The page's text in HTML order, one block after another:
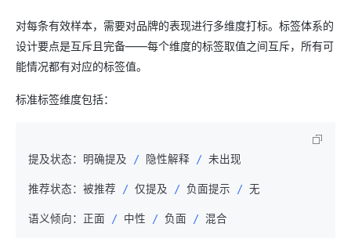
对每条有效样本，需要对品牌的表现进行多维度打标。标签体系的
设计要点是互斥且完备——每个维度的标签取值之间互斥，所有可
能情况都有对应的标签值。
标准标签维度包括：
提及状态：明确提及 / 隐性解释 / 未出现
推荐状态：被推荐 / 仅提及 / 负面提示 / 无
语义倾向：正面 / 中性 / 负面 / 混合